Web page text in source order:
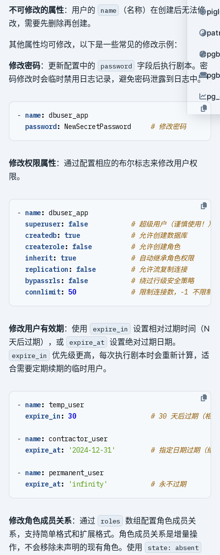
不可修改的属性：用户的 name
（名称）在创建后无法修
改，需要先删除再创建。
其他属性均可修改，以下是一些常见的修改示例：
修改密码：更新配置中的 password
字段后执行剧本。密
码修改时会临时禁用日志记录，避免密码泄露到日志中。
- name: dbuser_app
password: NewSecretPassword # 修改密码
修改权限属性：通过配置相应的布尔标志来修改用户权
限。
- name: dbuser_app
superuser: false
# 超级用户（谨慎使用！）
createdb: true
# 允许创建数据库
createrole: false
# 允许创建角色
inherit: true
# 自动继承角色权限
replication : false
# 允许流复制连接
bypassrls : false
# 绕过行级安全策略
connlimit: 50 # 限制连接数，-1 不限制
修改用户有效期：使用 expire_in
设置相对过期时间（N
天后过期），或
expire_at 设置绝对过期日期。
expire_in
优先级更高，每次执行剧本时会重新计算，适
合需要定期续期的临时用户。
- name:
temp_user
expire_in : 30 # 30 天后过期（相对
- name: contractor_user
expire_at: '2024-12-31' # 指定日期过期（绝
- name:
permanent_user
expire_at: 'infinity' # 永不过期
修改角色成员关系：通过 roles
数组配置角色成员关
系，支持简单格式和扩展格式。角色成员关系是增量操
作，不会移除未声明的现有角色。使用
state: absent